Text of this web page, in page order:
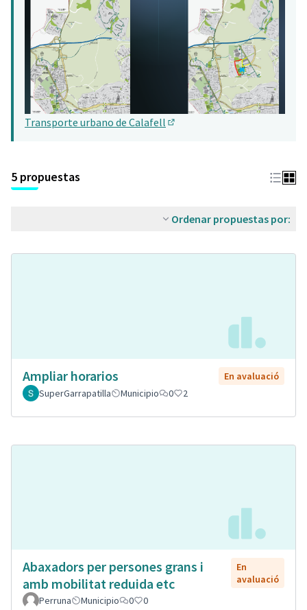
Transporte urbano de Calafell
5 propuestas
Ordenar propuestas por:
Ampliar horarios
En avaluació
SuperGarrapatilla
Municipio 0 2
Abaxadors per persones grans i
amb mobilitat reduida etc
En
avaluació
Perruna
Municipio 0 0